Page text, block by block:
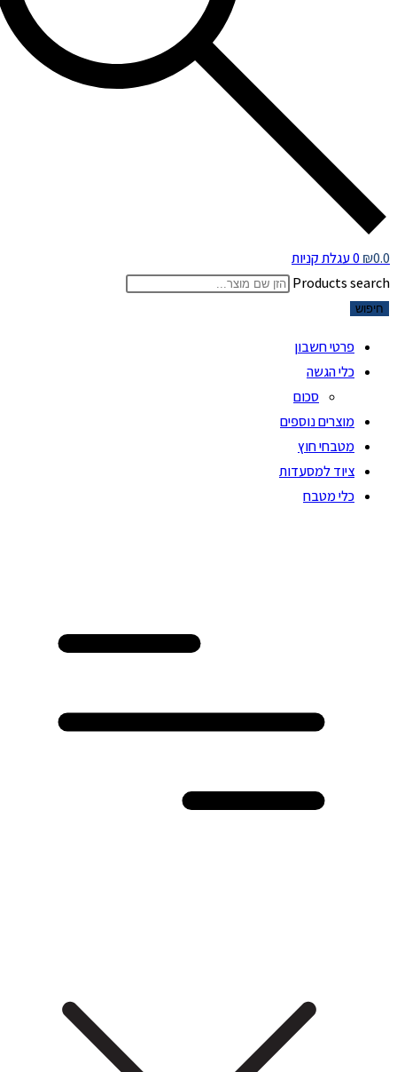
₪0.0
0 עגלת קניות
Products search
חיפוש
פרטי חשבון
כלי הגשה
סכום
מוצרים נוספים
מטבחי חוץ
ציוד למסעדות
כלי מטבח